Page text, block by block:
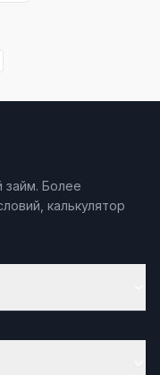
займ. Более
калькулятор